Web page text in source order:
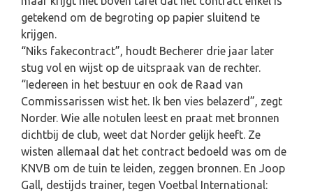
getekend om de begroting op papier sluitend te
krijgen.
“Niks fakecontract”, houdt Becherer drie jaar later
stug vol en wijst op de uitspraak van de rechter.
“Iedereen in het bestuur en ook de Raad van
Commissarissen wist het. Ik ben vies belazerd”, zegt
Norder. Wie alle notulen leest en praat met bronnen
dichtbij de club, weet dat Norder gelijk heeft. Ze
wisten allemaal dat het contract bedoeld was om de
KNVB om de tuin te leiden, zeggen bronnen. En Joop
Gall, destijds trainer, tegen Voetbal International: